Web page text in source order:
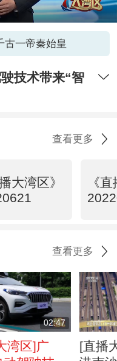
古一帝秦始皇
技术带来“智
查看更多
大湾区》
《
查看更多
02:47
湾区]广
[直播